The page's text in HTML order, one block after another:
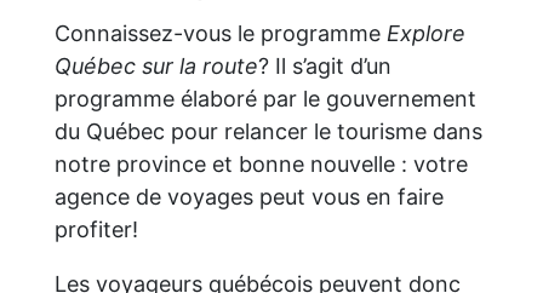
Connaissez-vous le programme Explore
Québec sur la route? Il s’agit d’un
programme élaboré par le gouvernement
du Québec pour relancer le tourisme dans
notre province et bonne nouvelle : votre
agence de voyages peut vous en faire
profiter!
Les voyageurs québécois peuvent donc